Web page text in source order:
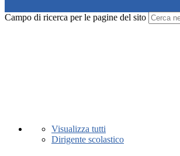
Campo di ricerca per le pagine del sito
Visualizza tutti
Dirigente scolastico